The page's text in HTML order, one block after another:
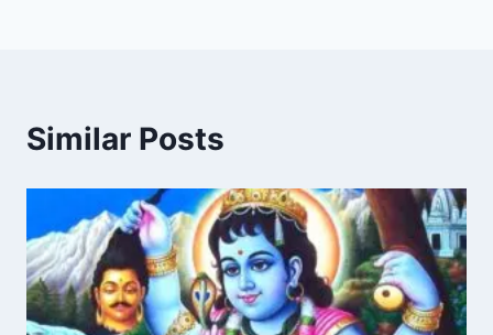
Similar Posts